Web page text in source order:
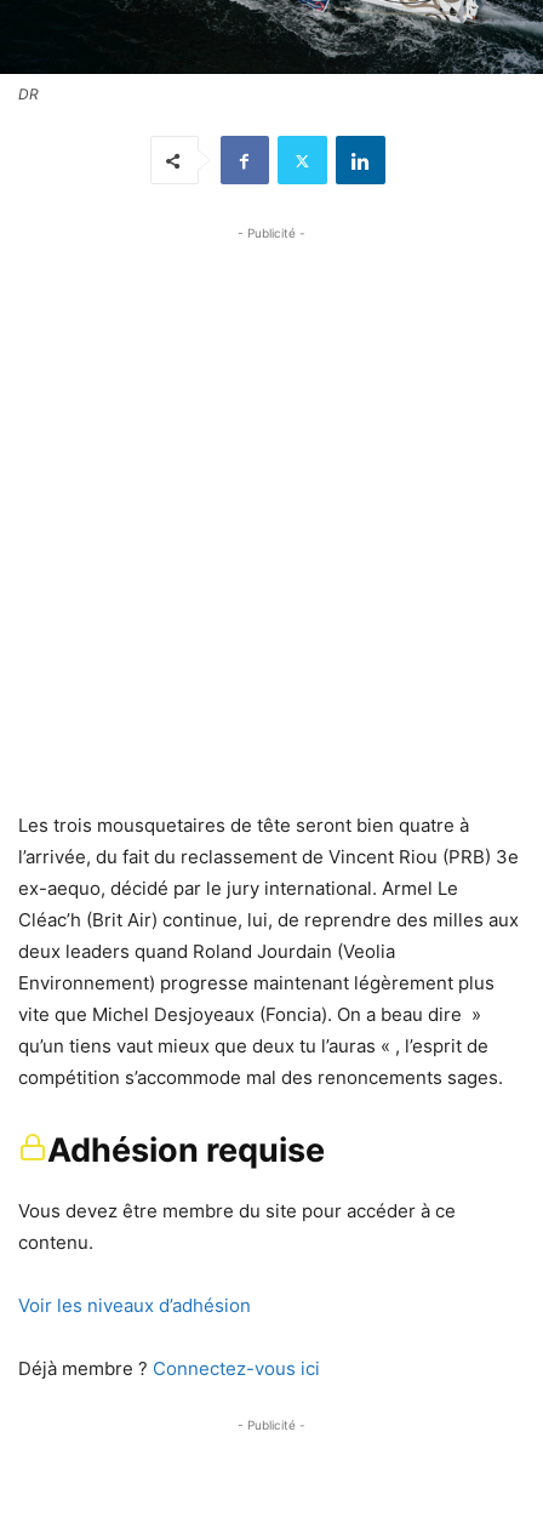
DR
- Publicité -
Les trois mousquetaires de tête seront bien quatre à
l’arrivée, du fait du reclassement de Vincent Riou (PRB) 3e
ex-aequo, décidé par le jury international. Armel Le
Cléac’h (Brit Air) continue, lui, de reprendre des milles aux
deux leaders quand Roland Jourdain (Veolia
Environnement) progresse maintenant légèrement plus
vite que Michel Desjoyeaux (Foncia). On a beau dire »
qu’un tiens vaut mieux que deux tu l’auras « , l’esprit de
compétition s’accommode mal des renoncements sages.
Adhésion requise
Vous devez être membre du site pour accéder à ce
contenu.
Voir les niveaux d’adhésion
Déjà membre ? Connectez-vous ici
- Publicité -